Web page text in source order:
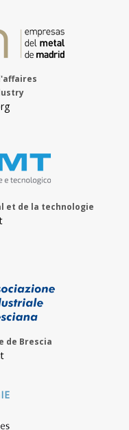
et de la technologie
de Brescia